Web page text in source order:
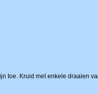
toe. Kruid met enkele draaien